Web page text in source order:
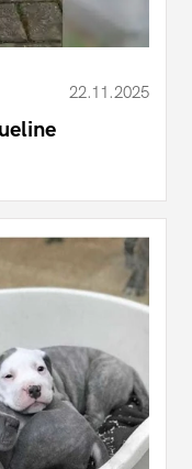
22.11.2025